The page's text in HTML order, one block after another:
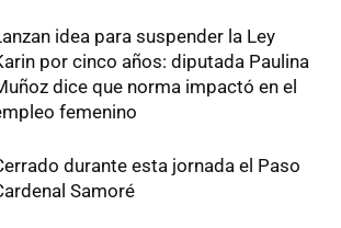
idea para suspender la Ley
por cinco años: diputada Paulina
dice que norma impactó en el
femenino
durante esta jornada el Paso
Samoré